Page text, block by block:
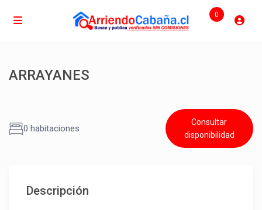
0
ARRAYANES
0 habitaciones
Consultar
disponibilidad
Descripción